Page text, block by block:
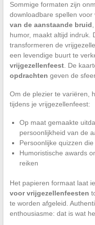
Sommige formaten zijn
downloadbare spellen
van de aanstaande bruid
humor, maakt altijd indruk.
transformeren de
een levendige buurt te
vrijgezellenfeest. De
opdrachten geven de
Om de plezier te variëren,
tijdens je vrijgezellenfeest:
Op maat gemaakte
persoonlijkheid van de
Persoonlijke quizzen
Humoristische awards
reiken
Het papieren formaat laat
voor vrijgezellenfeesten
te worden afgeleid.
enthousiasme: dat is wat